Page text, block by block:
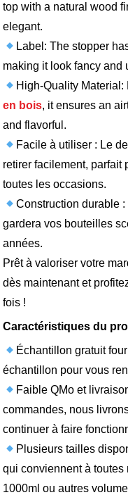
top with a natural wood
elegant.
Label: The stopper
making it look fancy and
High-Quality Material:
en bois, it ensures an
and flavorful.
Facile à utiliser : Le
retirer facilement, parfait
toutes les occasions.
Construction durable
gardera vos bouteilles
années.
Prêt à valoriser votre
dès maintenant et
fois !
Caractéristiques du
Échantillon gratuit
échantillon pour vous
Faible QMo et
commandes, nous
continuer à faire
Plusieurs tailles
qui conviennent à
1000ml ou autres